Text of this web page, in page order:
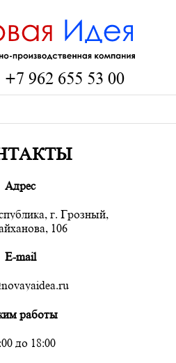
+7 962 655 53 00
Адрес
г. Грозный,
106
E-mail
работы
до 18:00